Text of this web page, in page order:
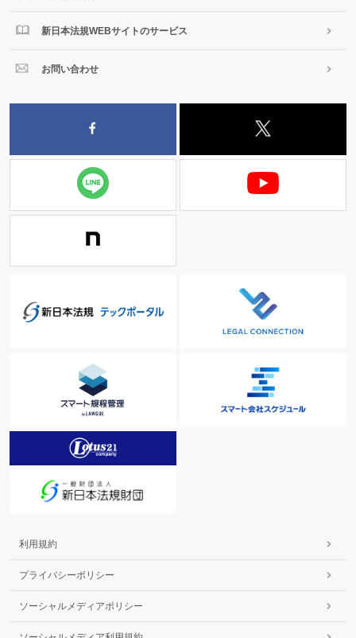
新日本法規WEBサイトのサービス
お問い合わせ
利用規約
プライバシーポリシー
ソーシャルメディアポリシー